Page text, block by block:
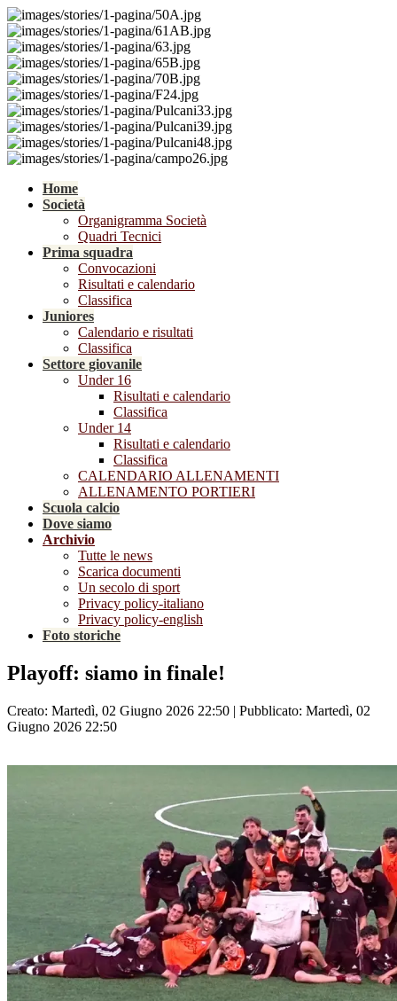
Home
Società
Organigramma Società
Quadri Tecnici
Prima squadra
Convocazioni
Risultati e calendario
Classifica
Juniores
Calendario e risultati
Classifica
Settore giovanile
Under 16
Risultati e calendario
Classifica
Under 14
Risultati e calendario
Classifica
CALENDARIO ALLENAMENTI
ALLENAMENTO PORTIERI
Scuola calcio
Dove siamo
Archivio
Tutte le news
Scarica documenti
Un secolo di sport
Privacy policy-italiano
Privacy policy-english
Foto storiche
Playoff: siamo in finale!
Creato: Martedì, 02 Giugno 2026 22:50 | Pubblicato: Martedì, 02
Giugno 2026 22:50